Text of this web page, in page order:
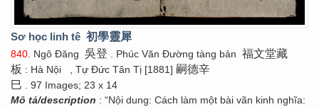
Sơ học linh tê 初學靈犀
840 . Ngô Đăng 吳登 . Phúc Văn Đường tàng bản 福文堂藏
板 : Hà Nội , Tự Đức Tân Tị [1881] 嗣德辛
巳 . 97 Images; 23 x 14
Mô tả/description : “Nội dung: Cách làm một bài vãn kinh nghĩa: